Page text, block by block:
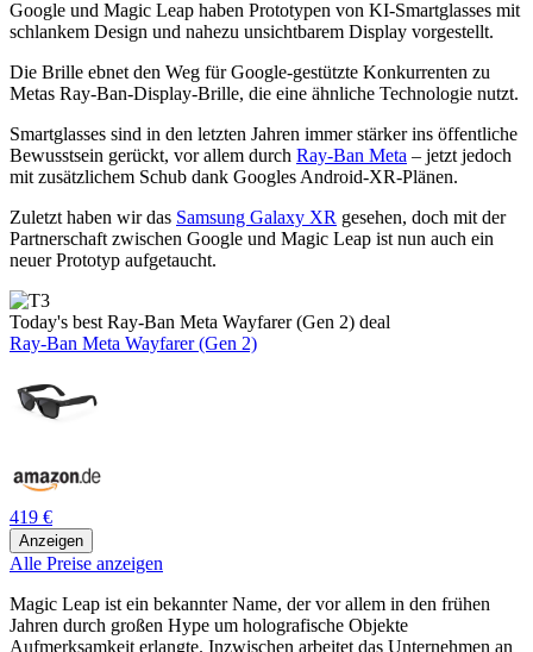
Google und Magic Leap haben Prototypen von KI-Smartglasses mit
schlankem Design und nahezu unsichtbarem Display vorgestellt.
Die Brille ebnet den Weg für Google-gestützte Konkurrenten zu
Metas Ray-Ban-Display-Brille, die eine ähnliche Technologie nutzt.
Smartglasses sind in den letzten Jahren immer stärker ins öffentliche
Bewusstsein gerückt, vor allem durch Ray-Ban Meta – jetzt jedoch
mit zusätzlichem Schub dank Googles Android-XR-Plänen.
Zuletzt haben wir das Samsung Galaxy XR gesehen, doch mit der
Partnerschaft zwischen Google und Magic Leap ist nun auch ein
neuer Prototyp aufgetaucht.
Today's best Ray-Ban Meta Wayfarer (Gen 2) deal
Ray-Ban Meta Wayfarer (Gen 2)
419 €
Anzeigen
Alle Preise anzeigen
Magic Leap ist ein bekannter Name, der vor allem in den frühen
Jahren durch großen Hype um holografische Objekte
Aufmerksamkeit erlangte. Inzwischen arbeitet das Unternehmen an